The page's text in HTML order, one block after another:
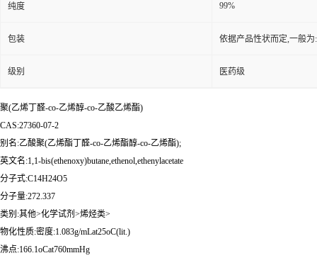
纯度 99%
包装 依据产品性状而定,一般
级别 医药级
聚(乙烯丁醛-co-乙烯醇-co-乙酸乙烯酯)
CAS:27360-07-2
别名:乙酸聚(乙烯酯丁醛-co-乙烯酯醇-co-乙烯酯);
英文名:1,1-bis(ethenoxy)butane,ethenol,ethenylacetate
分子式:C14H24O5
分子量:272.337
类别:其他>化学试剂>烯烃类>
物化性质:密度:1.083g/mLat25oC(lit.)
沸点:166.1oCat760mmHg